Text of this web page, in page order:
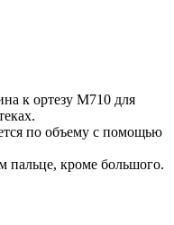
к ортезу М710 для
по объему с помощью
пальце, кроме большого.